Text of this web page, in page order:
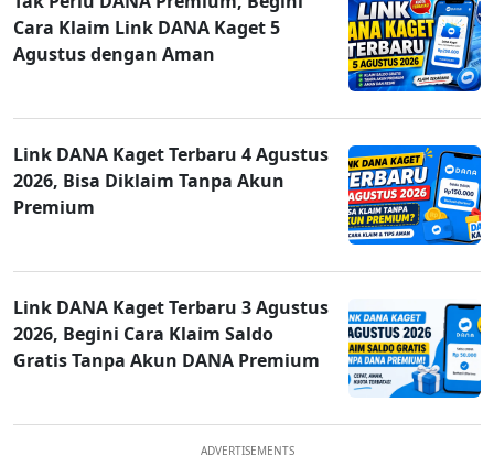
Cara Klaim Link DANA Kaget 5
Agustus dengan Aman
Link DANA Kaget Terbaru 4 Agustus
2026, Bisa Diklaim Tanpa Akun
Premium
Link DANA Kaget Terbaru 3 Agustus
2026, Begini Cara Klaim Saldo
Gratis Tanpa Akun DANA Premium
ADVERTISEMENTS